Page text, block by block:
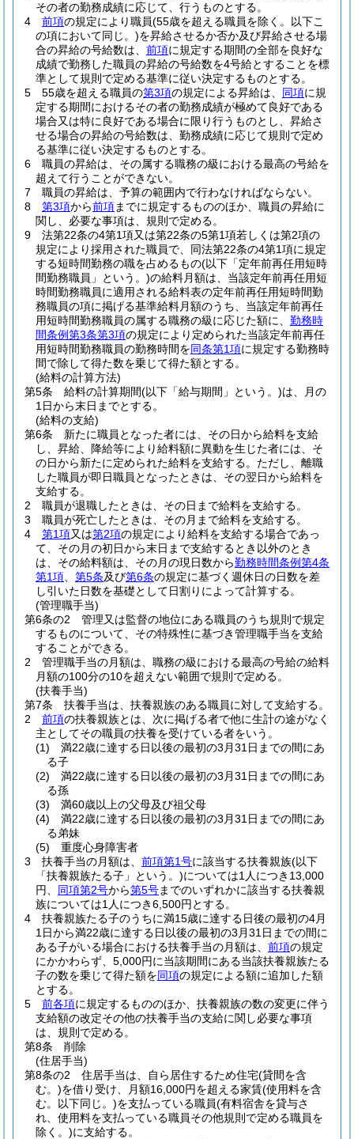
その者の勤務成績に応じて、行うものとする。
4
前項の規定により職員(55歳を超える職員を除く。以下こ
の項において同じ。)を昇給させるか否か及び昇給させる場
合の昇給の号給数は、 前項に規定する期間の全部を良好な
成績で勤務した職員の昇給の号給数を4号給とすることを標
準として規則で定める基準に従い決定するものとする。
5
55歳を超える職員の第3項の規定による昇給は、 同項に規
定する期間におけるその者の勤務成績が極めて良好である
場合又は特に良好である場合に限り行うものとし、昇給さ
せる場合の昇給の号給数は、勤務成績に応じて規則で定め
る基準に従い決定するものとする。
6
職員の昇給は、その属する職務の級における最高の号給を
超えて行うことができない。
7
職員の昇給は、予算の範囲内で行わなければならない。
8
第3項から前項までに規定するもののほか、職員の昇給に
関し、必要な事項は、規則で定める。
9
法第22条の4第1項又は第22条の5第1項若しくは第2項の
規定により採用された職員で、同法第22条の4第1項に規定
する短時間勤務の職を占めるもの(以下「定年前再任用短時
間勤務職員」という。)の給料月額は、当該定年前再任用短
時間勤務職員に適用される給料表の定年前再任用短時間勤
務職員の項に掲げる基準給料月額のうち、当該定年前再任
用短時間勤務職員の属する職務の級に応じた額に、 勤務時
間条例第3条第3項の規定により定められた当該定年前再任
用短時間勤務職員の勤務時間を同条第1項に規定する勤務時
間で除して得た数を乗じて得た額とする。
(給料の計算方法)
第5条
給料の計算期間(以下「給与期間」という。)は、月の
1日から末日までとする。
(給料の支給)
第6条
新たに職員となった者には、その日から給料を支給
し、昇給、降給等により給料額に異動を生じた者には、そ
の日から新たに定められた給料を支給する。 ただし、離職
した職員が即日職員となったときは、その翌日から給料を
支給する。
2
職員が退職したときは、その日まで給料を支給する。
3
職員が死亡したときは、その月まで給料を支給する。
4
第1項又は第2項の規定により給料を支給する場合であっ
て、その月の初日から末日まで支給するとき以外のとき
は、その給料額は、その月の現日数から勤務時間条例第4条
第1項
第5条及び第6条の規定に基づく週休日の日数を差
し引いた日数を基礎として日割りによって計算する。
(管理職手当)
第6条の2
管理又は監督の地位にある職員のうち規則で規定
するものについて、その特殊性に基づき管理職手当を支給
することができる。
2
管理職手当の月額は、職務の級における最高の号給の給料
月額の100分の10を超えない範囲で規則で定める。
(扶養手当)
第7条
扶養手当は、扶養親族のある職員に対して支給する。
2
前項の扶養親族とは、次に掲げる者で他に生計の途がなく
主としてその職員の扶養を受けている者をいう。
(1)
満22歳に達する日以後の最初の3月31日までの間にあ
る子
(2)
満22歳に達する日以後の最初の3月31日までの間にあ
る孫
(3)
満60歳以上の父母及び祖父母
(4)
満22歳に達する日以後の最初の3月31日までの間にあ
る弟妹
(5)
重度心身障害者
3
扶養手当の月額は、 前項第1号に該当する扶養親族(以下
「扶養親族たる子」という。)については1人につき13,000
円、 同項第2号から第5号までのいずれかに該当する扶養親
族については1人につき6,500円とする。
4
扶養親族たる子のうちに満15歳に達する日後の最初の4月
1日から満22歳に達する日以後の最初の3月31日までの間に
ある子がいる場合における扶養手当の月額は、 前項の規定
にかかわらず、5,000円に当該期間にある当該扶養親族たる
子の数を乗じて得た額を同項の規定による額に追加した額
とする。
5
前各項に規定するもののほか、扶養親族の数の変更に伴う
支給額の改定その他の扶養手当の支給に関し必要な事項
は、規則で定める。
第8条
削除
(住居手当)
第8条の2
住居手当は、自ら居住するため住宅(貸間を含
む。)を借り受け、月額16,000円を超える家賃(使用料を含
む。以下同じ。)を支払っている職員(有料宿舎を貸与さ
れ、使用料を支払っている職員その他規則で定める職員を
除く。)に支給する。